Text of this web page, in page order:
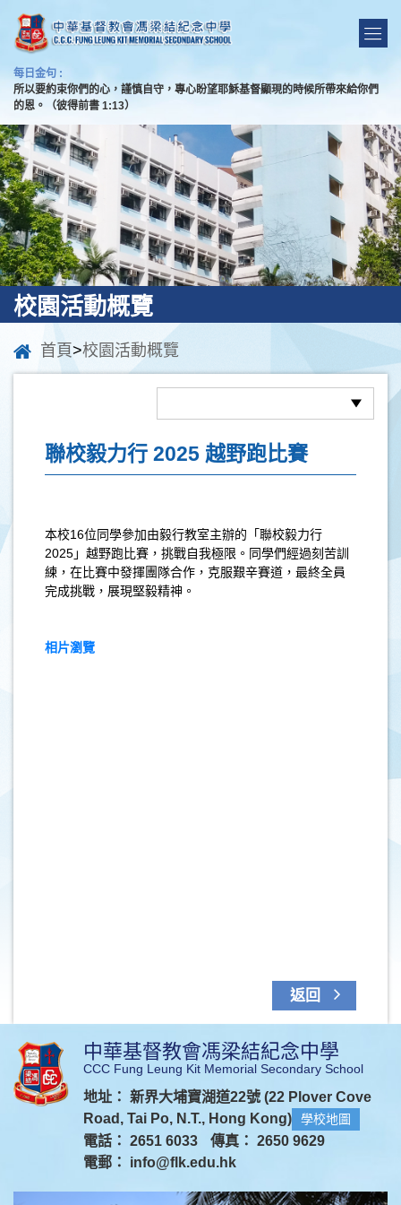
每日金句 :
所以要約束你們的心，謹慎自守，專心盼望耶穌基督顯現的時候所帶來給你們
的恩。（彼得前書 1:13）
校園活動概覽
首頁>校園活動概覽
聯校毅力行 2025 越野跑比賽
本校16位同學參加由毅行教室主辦的「聯校毅力行
2025」越野跑比賽，挑戰自我極限。同學們經過刻苦訓
練，在比賽中發揮團隊合作，克服艱辛賽道，最終全員
完成挑戰，展現堅毅精神。
相片瀏覽
返回
中華基督教會馮梁結紀念中學
CCC Fung Leung Kit Memorial Secondary School
地址： 新界大埔寶湖道22號 (22 Plover Cove
Road, Tai Po, N.T., Hong Kong)
學校地圖
電話： 2651 6033
傳真： 2650 9629
電郵： info@flk.edu.hk